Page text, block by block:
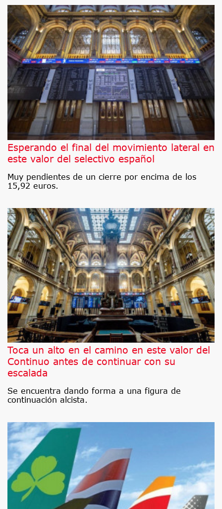
Esperando el final del movimiento lateral en
este valor del selectivo español
Muy pendientes de un cierre por encima de los
15,92 euros.
Toca un alto en el camino en este valor del
Continuo antes de continuar con su
escalada
Se encuentra dando forma a una figura de
continuación alcista.